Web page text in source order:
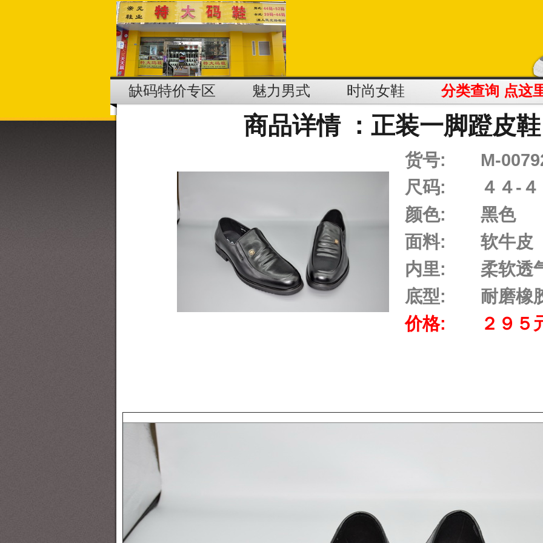
缺码特价专区 魅力男式 时尚女鞋 分类查询 点这
商品详情 ：正装一脚蹬皮鞋
货号:
M-
尺码:
４４-
颜色:
黑色
面料:
软牛皮
内里:
柔软透
底型:
耐磨橡
价格:
２９５